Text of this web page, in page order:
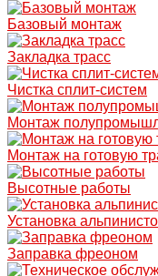
Базовый монтаж
Закладка трасс
Чистка сплит-систем
Монтаж
Монтаж на готовую
Высотные работы
Установка
Заправка фреоном